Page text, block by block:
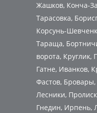
Жашков, Конча-
Тарасовка,
Корсунь-
Тараща,
ворота, Круглик,
Гатне, Иванков,
Фастов,
Лесники,
Гнедин, Ирпень,